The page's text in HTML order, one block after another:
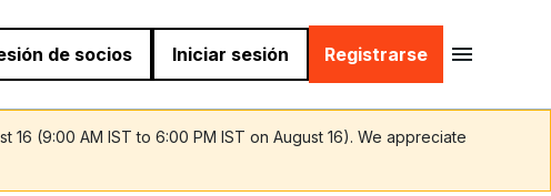
de socios Iniciar sesión Registrarse
16 (9:00 AM IST to 6:00 PM IST on August 16). We appreciate